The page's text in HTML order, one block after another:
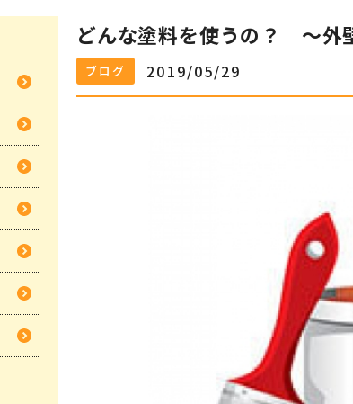
どんな塗料を使うの？ ～外
ブログ 2019/05/29